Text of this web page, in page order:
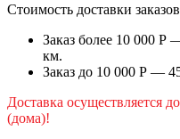
Стоимость доставки
Заказ более 10 000
км.
Заказ до 10 000 Р —
Доставка осуществляется
(дома)!